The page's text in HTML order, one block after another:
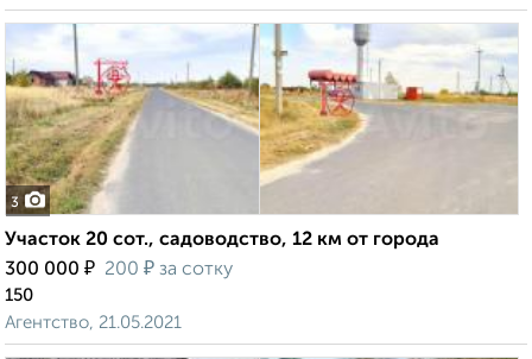
3
Участок 20 сот., садоводство, 12 км от города
300 000 ₽ 200 ₽ за сотку
150
Агентство, 21.05.2021